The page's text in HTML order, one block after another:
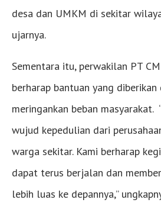
desa dan UMKM di sekitar
ujarnya.
Sementara itu, perwakilan PT
berharap bantuan yang
meringankan beban masyarakat.
wujud kepedulian dari
warga sekitar. Kami berharap
dapat terus berjalan dan
lebih luas ke depannya,”